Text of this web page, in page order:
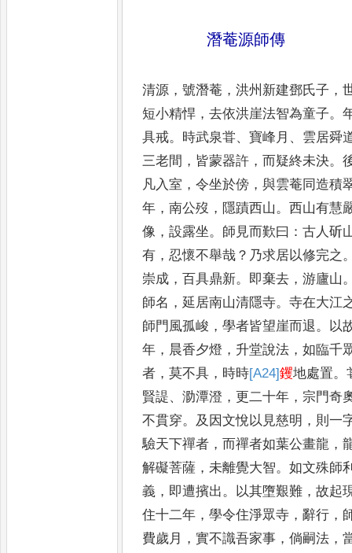
潛菴源師傳
清源 ，號潛菴 ，洪州新建鄧氏子 ，
短小精悍 ，去依洪崖法智為童子。
具戒。 時武泉甞、寶峰月 、 雲居舜
三老間 ， 皆蒙器許 ，而疑終未決。
凡入室 ，令坐於傍 ，與雲菴同造積
年 ，南公歿 ， 隱蹟西山 。西山有慧
像 ，設露坐。 師見而歎曰 ：古人斫
有 ， 忍懷不舉哉 ？ 乃求居以修完之
崇成 ，百具鼎新。 即棄去 ，游廬山
師名 ，延居南山清隱寺。寺在大江
師門風孤峻 ，學者皆望崖而退 。
以
年 ， 晨香夕燈 ， 升堂說法 ，如臨千
者 ，莫不具 ， 時時[A24]钁地處置。
賢諟、泐潭澄 ，更二十年 ， 宗門奇
不貫穿。 及因文悅以見慈明 ， 則一
驗天下禪者 ，而禪者如葉公畫龍 ，
解礙菩薩 ， 未離覺大智。如文殊師
義 ， 即遭擯出 。 以其墮艱難 ，故起
住十二年 ，學令住淨眾寺 ，辭行 ，
費歲月
，實不識吾家事 ，倘嗣法 ，